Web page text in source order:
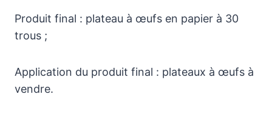
Produit final : plateau à œufs en papier à 30
trous ;
Application du produit final : plateaux à œufs à
vendre.